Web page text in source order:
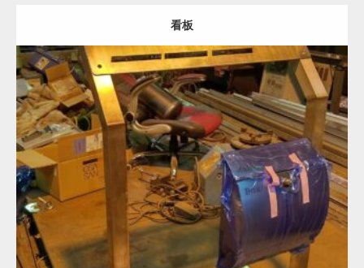
看板
Category:ステンレス-HL 建築金物 フレーム加工 板金加工 溶接加工
ヘアーライン処理
事例を見る